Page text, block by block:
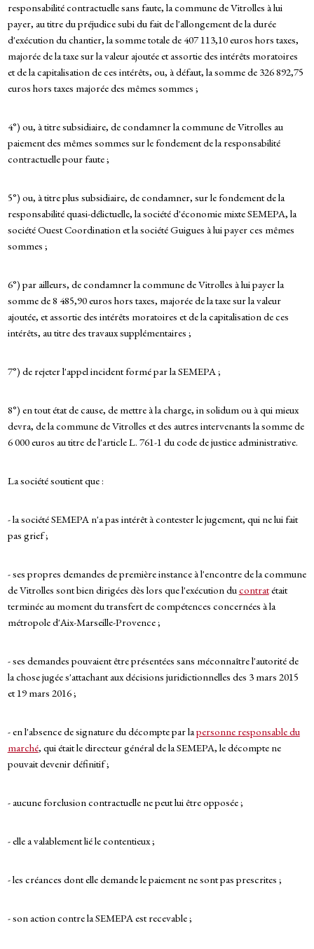
responsabilité contractuelle sans faute, la commune de Vitrolles à lui
payer, au titre du préjudice subi du fait de l'allongement de la durée
d'exécution du chantier, la somme totale de 407 113,10 euros hors taxes,
majorée de la taxe sur la valeur ajoutée et assortie des intérêts moratoires
et de la capitalisation de ces intérêts, ou, à défaut, la somme de 326 892,75
euros hors taxes majorée des mêmes sommes ;
4°) ou, à titre subsidiaire, de condamner la commune de Vitrolles au
paiement des mêmes sommes sur le fondement de la responsabilité
contractuelle pour faute ;
5°) ou, à titre plus subsidiaire, de condamner, sur le fondement de la
responsabilité quasi-délictuelle, la société d'économie mixte SEMEPA, la
société Ouest Coordination et la société Guigues à lui payer ces mêmes
sommes ;
6°) par ailleurs, de condamner la commune de Vitrolles à lui payer la
somme de 8 485,90 euros hors taxes, majorée de la taxe sur la valeur
ajoutée, et assortie des intérêts moratoires et de la capitalisation de ces
intérêts, au titre des travaux supplémentaires ;
7°) de rejeter l'appel incident formé par la SEMEPA ;
8°) en tout état de cause, de mettre à la charge, in solidum ou à qui mieux
devra, de la commune de Vitrolles et des autres intervenants la somme de
6 000 euros au titre de l'article L. 761-1 du code de justice administrative.
La société soutient que :
- la société SEMEPA n'a pas intérêt à contester le jugement, qui ne lui fait
pas grief ;
- ses propres demandes de première instance à l'encontre de la commune
de Vitrolles sont bien dirigées dès lors que l'exécution ducontratétait
terminée au moment du transfert de compétences concernées à la
métropole d'Aix-Marseille-Provence ;
- ses demandes pouvaient être présentées sans méconnaître l'autorité de
la chose jugée s'attachant aux décisions juridictionnelles des 3 mars 2015
et 19 mars 2016 ;
- en l'absence de signature du décompte par lapersonne responsable du
marché, qui était le directeur général de la SEMEPA, le décompte ne
pouvait devenir définitif ;
- aucune forclusion contractuelle ne peut lui être opposée ;
- elle a valablement lié le contentieux ;
- les créances dont elle demande le paiement ne sont pas prescrites ;
- son action contre la SEMEPA est recevable ;